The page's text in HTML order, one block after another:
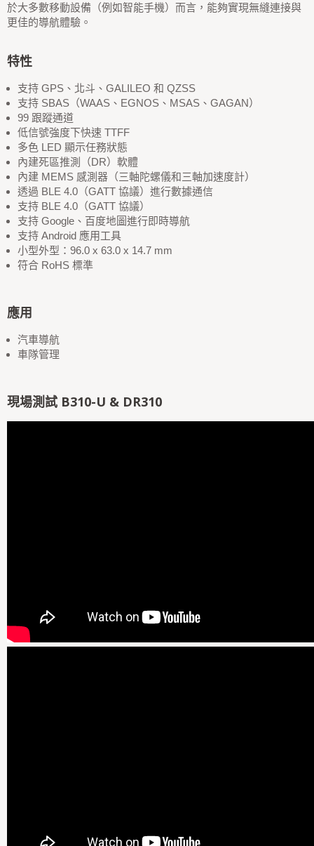
於大多數移動設備（例如智能手機）而言，能夠實現無縫連接與
更佳的導航體驗。
特性
支持 GPS、北斗、GALILEO 和 QZSS
支持 SBAS（WAAS、EGNOS、MSAS、GAGAN）
99 跟蹤通道
低信號強度下快速 TTFF
多色 LED 顯示任務狀態
內建死區推測（DR）軟體
內建 MEMS 感測器（三軸陀螺儀和三軸加速度計）
透過 BLE 4.0（GATT 協議）進行數據通信
支持 BLE 4.0（GATT 協議）
支持 Google、百度地圖進行即時導航
支持 Android 應用工具
小型外型：96.0 x 63.0 x 14.7 mm
符合 RoHS 標準
應用
汽車導航
車隊管理
現場測試 B310-U & DR310